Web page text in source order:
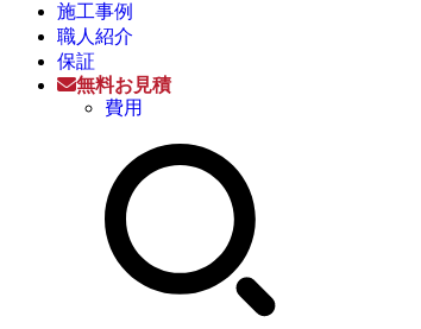
施工事例
職人紹介
保証
無料お見積
費用